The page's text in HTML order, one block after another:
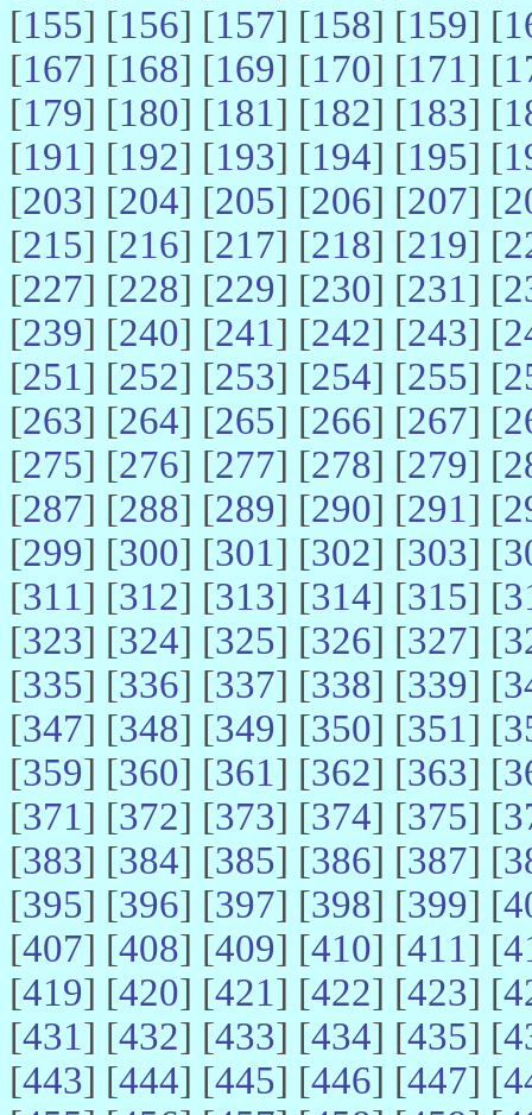
[155] [156] [157] [158] [159] [
[167] [168] [169] [170] [171] [
[179] [180] [181] [182] [183] [
[191] [192] [193] [194] [195] [
[203] [204] [205] [206] [207] [
[215] [216] [217] [218] [219] [
[227] [228] [229] [230] [231] [
[239] [240] [241] [242] [243] [
[251] [252] [253] [254] [255] [
[263] [264] [265] [266] [267] [
[275] [276] [277] [278] [279] [
[287] [288] [289] [290] [291] [
[299] [300] [301] [302] [303] [
[311] [312] [313] [314] [315] [
[323] [324] [325] [326] [327] [
[335] [336] [337] [338] [339] [
[347] [348] [349] [350] [351] [
[359] [360] [361] [362] [363] [
[371] [372] [373] [374] [375] [
[383] [384] [385] [386] [387] [
[395] [396] [397] [398] [399] [
[407] [408] [409] [410] [411] [
[419] [420] [421] [422] [423] [
[431] [432] [433] [434] [435] [
[443] [444] [445] [446] [447] [